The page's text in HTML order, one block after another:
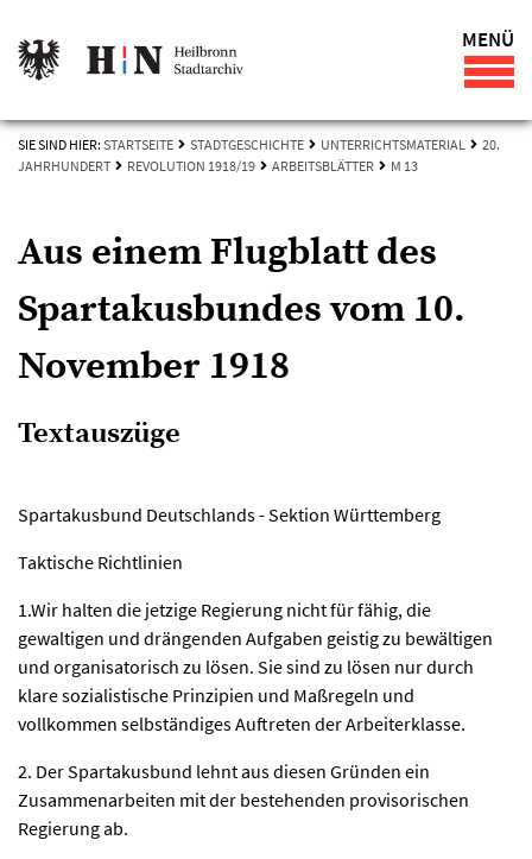
MENÜ
SIE SIND HIER: STARTSEITE STADTGESCHICHTE UNTERRICHTSMATERIAL
20.
JAHRHUNDERT
REVOLUTION 1918/19 ARBEITSBLÄTTER M 13
Aus einem Flugblatt des
Spartakusbundes vom 10.
November 1918
Textauszüge
Spartakusbund Deutschlands - Sektion Württemberg
Taktische Richtlinien
1.Wir halten die jetzige Regierung nicht für fähig, die
gewaltigen und drängenden Aufgaben geistig zu bewältigen
und organisatorisch zu lösen. Sie sind zu lösen nur durch
klare sozialistische Prinzipien und Maßregeln und
vollkommen selbständiges Auftreten der Arbeiterklasse.
2. Der Spartakusbund lehnt aus diesen Gründen ein
Zusammenarbeiten mit der bestehenden provisorischen
Regierung ab.